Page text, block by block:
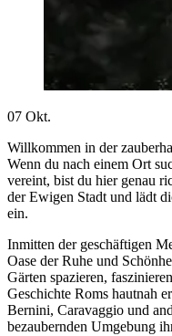
07 Okt.
Willkommen in der
Wenn du nach einem Ort
vereint, bist du hier genau
der Ewigen Stadt und lädt
ein.
Inmitten der geschäftigen
Oase der Ruhe und
Gärten spazieren,
Geschichte Roms hautnah
Bernini, Caravaggio und
bezaubernden Umgebung